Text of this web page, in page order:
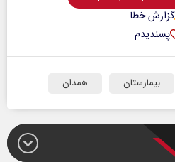
گزارش خطا
پسندیدم
بیمارستان همدان